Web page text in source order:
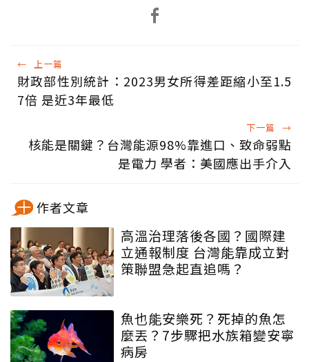
← 上一篇
財政部性別統計：2023男女所得差距縮小至1.5
7倍 是近3年最低
下一篇 →
核能是關鍵？台灣能源98%靠進口、致命弱點
是電力 學者：美國應出手介入
作者文章
高溫治理落後各國？國際建
立通報制度 台灣能靠成立對
策聯盟急起直追嗎？
魚也能安樂死？死掉的魚怎
麼丟？7步驟把水族箱變安寧
病房